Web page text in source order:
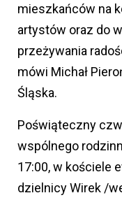
mieszkańców na
artystów oraz do
przeżywania
mówi Michał
Śląska.
Poświąteczny
wspólnego
17:00, w kościele
dzielnicy Wirek /